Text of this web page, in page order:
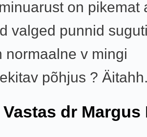
on pikemat
valged punnid
normaalne v mingi
põhjus ?
Vastas dr Margus